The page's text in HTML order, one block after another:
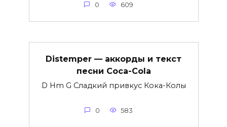
0 609
Distemper — аккорды и текст
песни Coca-Cola
D Hm G Сладкий привкус Кока-Колы
0 583